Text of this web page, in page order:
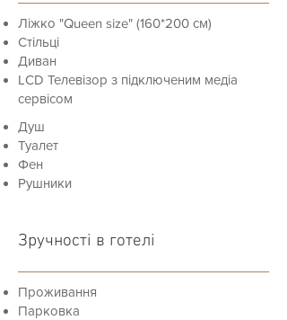
Ліжко "Queen size" (160*200 см)
Стільці
Диван
LCD Телевізор з підключеним медіа
сервісом
Душ
Туалет
Фен
Рушники
Зручності в готелі
Проживання
Парковка